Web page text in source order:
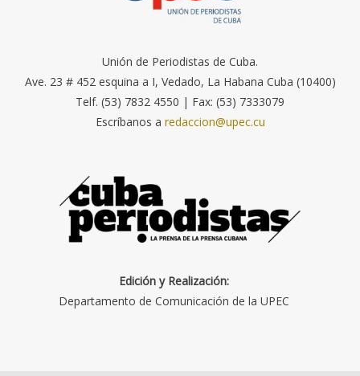
Unión de Periodistas de Cuba.
Ave. 23 # 452 esquina a I, Vedado, La Habana Cuba (10400)
Telf. (53) 7832 4550 | Fax: (53) 7333079
Escríbanos a redaccion@upec.cu
Edición y Realización:
Departamento de Comunicación de la UPEC